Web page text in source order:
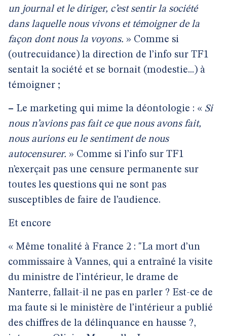
un journal et le diriger, c’est sentir la société
dans laquelle nous vivons et témoigner de la
façon dont nous la voyons. » Comme si
(outrecuidance) la direction de l’info sur TF1
sentait la société et se bornait (modestie...) à
témoigner ;
– Le marketing qui mime la déontologie : « Si
nous n’avions pas fait ce que nous avons fait,
nous aurions eu le sentiment de nous
autocensurer. » Comme si l’info sur TF1
n’exerçait pas une censure permanente sur
toutes les questions qui ne sont pas
susceptibles de faire de l’audience.
Et encore
« Même tonalité à France 2 : "La mort d’un
commissaire à Vannes, qui a entraîné la visite
du ministre de l’intérieur, le drame de
Nanterre, fallait-il ne pas en parler ? Est-ce de
ma faute si le ministère de l’intérieur a publié
des chiffres de la délinquance en hausse ?,